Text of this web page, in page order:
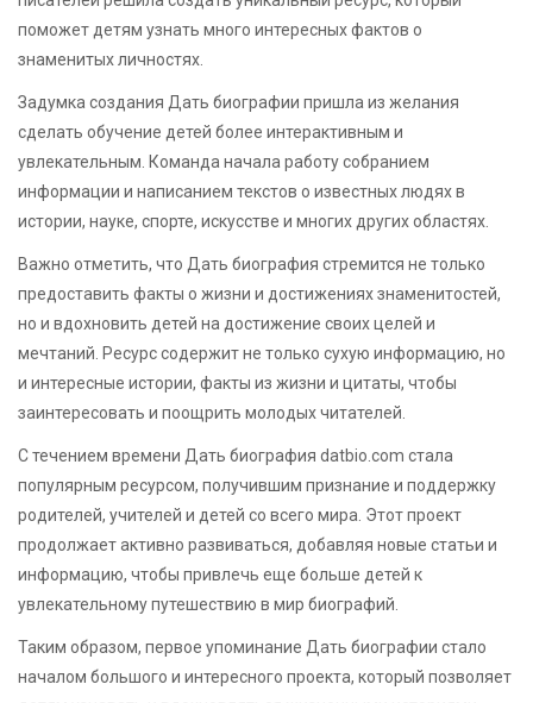
поможет детям узнать много интересных фактов о
знаменитых личностях.
Задумка создания Дать биографии пришла из желания
сделать обучение детей более интерактивным и
увлекательным. Команда начала работу собранием
информации и написанием текстов о известных людях в
истории, науке, спорте, искусстве и многих других областях.
Важно отметить, что Дать биография стремится не только
предоставить факты о жизни и достижениях знаменитостей,
но и вдохновить детей на достижение своих целей и
мечтаний. Ресурс содержит не только сухую информацию, но
и интересные истории, факты из жизни и цитаты, чтобы
заинтересовать и поощрить молодых читателей.
С течением времени Дать биография datbio.com стала
популярным ресурсом, получившим признание и поддержку
родителей, учителей и детей со всего мира. Этот проект
продолжает активно развиваться, добавляя новые статьи и
информацию, чтобы привлечь еще больше детей к
увлекательному путешествию в мир биографий.
Таким образом, первое упоминание Дать биографии стало
началом большого и интересного проекта, который позволяет